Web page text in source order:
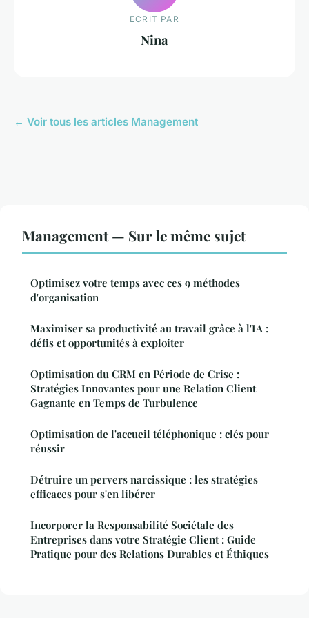
ECRIT PAR
Nina
← Voir tous les articles Management
Management — Sur le même sujet
Optimisez votre temps avec ces 9 méthodes
d'organisation
Maximiser sa productivité au travail grâce à l'IA :
défis et opportunités à exploiter
Optimisation du CRM en Période de Crise :
Stratégies Innovantes pour une Relation Client
Gagnante en Temps de Turbulence
Optimisation de l'accueil téléphonique : clés pour
réussir
Détruire un pervers narcissique : les stratégies
efficaces pour s'en libérer
Incorporer la Responsabilité Sociétale des
Entreprises dans votre Stratégie Client : Guide
Pratique pour des Relations Durables et Éthiques